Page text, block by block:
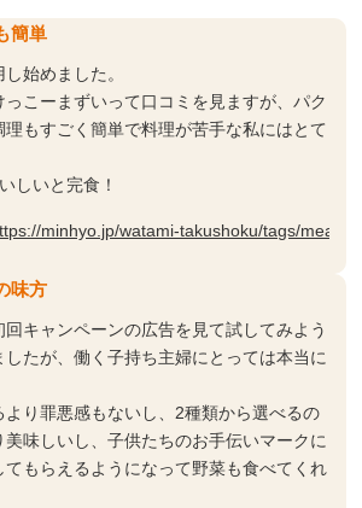
簡単
始めました。
こーまずいって口コミを見ますが、パク
もすごく簡単で料理が苦手な私にはとて
しいと完食！
minhyo.jp/watami-takushoku/tags/meal-
味方
回キャンペーンの広告を見て試してみよう
したが、働く子持ち主婦にとっては本当に
より罪悪感もないし、2種類から選べるの
美味しいし、子供たちのお手伝いマークに
もらえるようになって野菜も食べてくれ